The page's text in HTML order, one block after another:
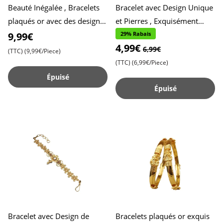
Beauté Inégalée , Bracelets
plaqués or avec des designs
uniques pour un style
exceptionnel - Lot de
9,99€
(TTC) (9,99€/Piece)
Épuisé
Bracelet avec Design Unique
et Pierres , Exquisément
Conçu , Parfaite Alliance
d’Élégance et d’Indiv
29% Rabais
4,99€ 6,99€
(TTC) (6,99€/Piece)
Épuisé
Bracelet avec Design de
Bracelets plaqués or exquis